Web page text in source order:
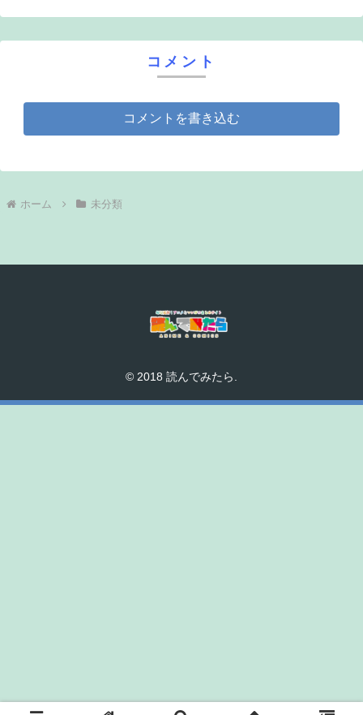
コメント
コメントを書き込む
ホーム 未分類
© 2018 読んでみたら.